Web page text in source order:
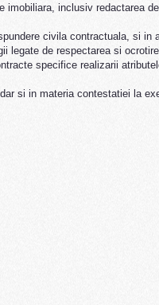
imobiliara, inclusiv redactarea
civila contractuala, si in
legate de respectarea si
specifice realizarii
si in materia contestatiei la